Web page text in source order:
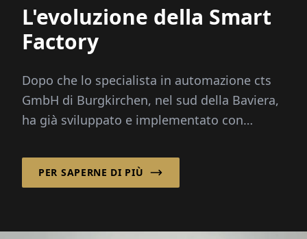
L'evoluzione della Smart
Factory
Dopo che lo specialista in automazione cts
GmbH di Burgkirchen, nel sud della Baviera,
ha già sviluppato e implementato con
intelligente per applicazioni di magazzino...
PER SAPERNE DI PIÙ